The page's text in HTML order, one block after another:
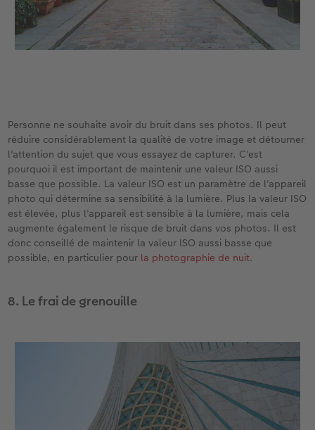
Personne ne souhaite avoir du bruit dans ses photos. Il peut
réduire considérablement la qualité de votre image et détourner
l'attention du sujet que vous essayez de capturer. C'est
pourquoi il est important de maintenir une valeur ISO aussi
basse que possible. La valeur ISO est un paramètre de l'appareil
photo qui détermine sa sensibilité à la lumière. Plus la valeur ISO
est élevée, plus l'appareil est sensible à la lumière, mais cela
augmente également le risque de bruit dans vos photos. Il est
donc conseillé de maintenir la valeur ISO aussi basse que
possible, en particulier pour la photographie de nuit.
8. Le frai de grenouille